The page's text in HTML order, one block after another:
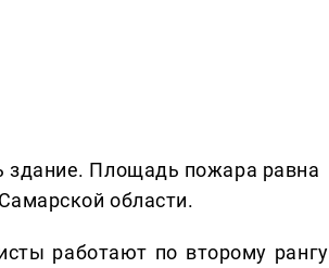
здание. Площадь пожара равна
области.
работают по второму рангу